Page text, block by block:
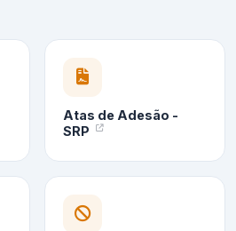
Atas de Adesão -
SRP